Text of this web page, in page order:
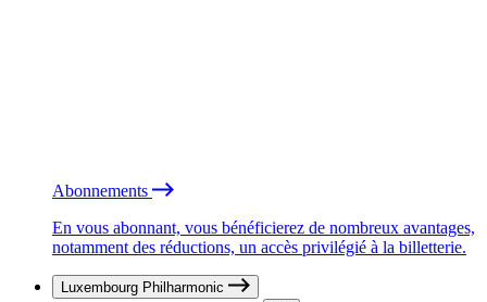
Abonnements
En vous abonnant, vous bénéficierez de nombreux avantages,
notamment des réductions, un accès privilégié à la billetterie.
Luxembourg Philharmonic